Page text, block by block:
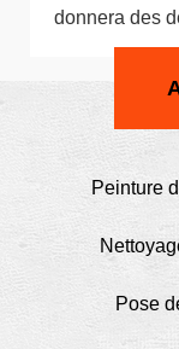
donnera des
Peinture
Pose